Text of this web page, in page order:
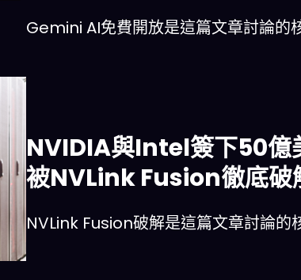
Gemini AI免費開放是這篇文章討論
NVIDIA與Intel簽下50億
被NVLink Fusion徹底破
NVLink Fusion破解是這篇文章討論